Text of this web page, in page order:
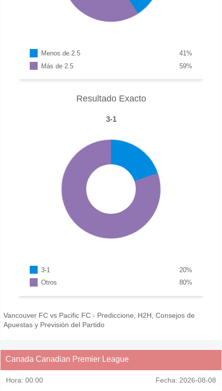
Menos de 2.5 %
41
Más de 2.5
%
59
Resultado Exacto
3-1
3-1 %
20
Otros
%
80
Vancouver FC vs Pacific FC - Prediccione, H2H, Consejos de
Apuestas y Previsión del Partido
Canada Canadian Premier League
Hora: 00:00 Fecha: 2026-08-08